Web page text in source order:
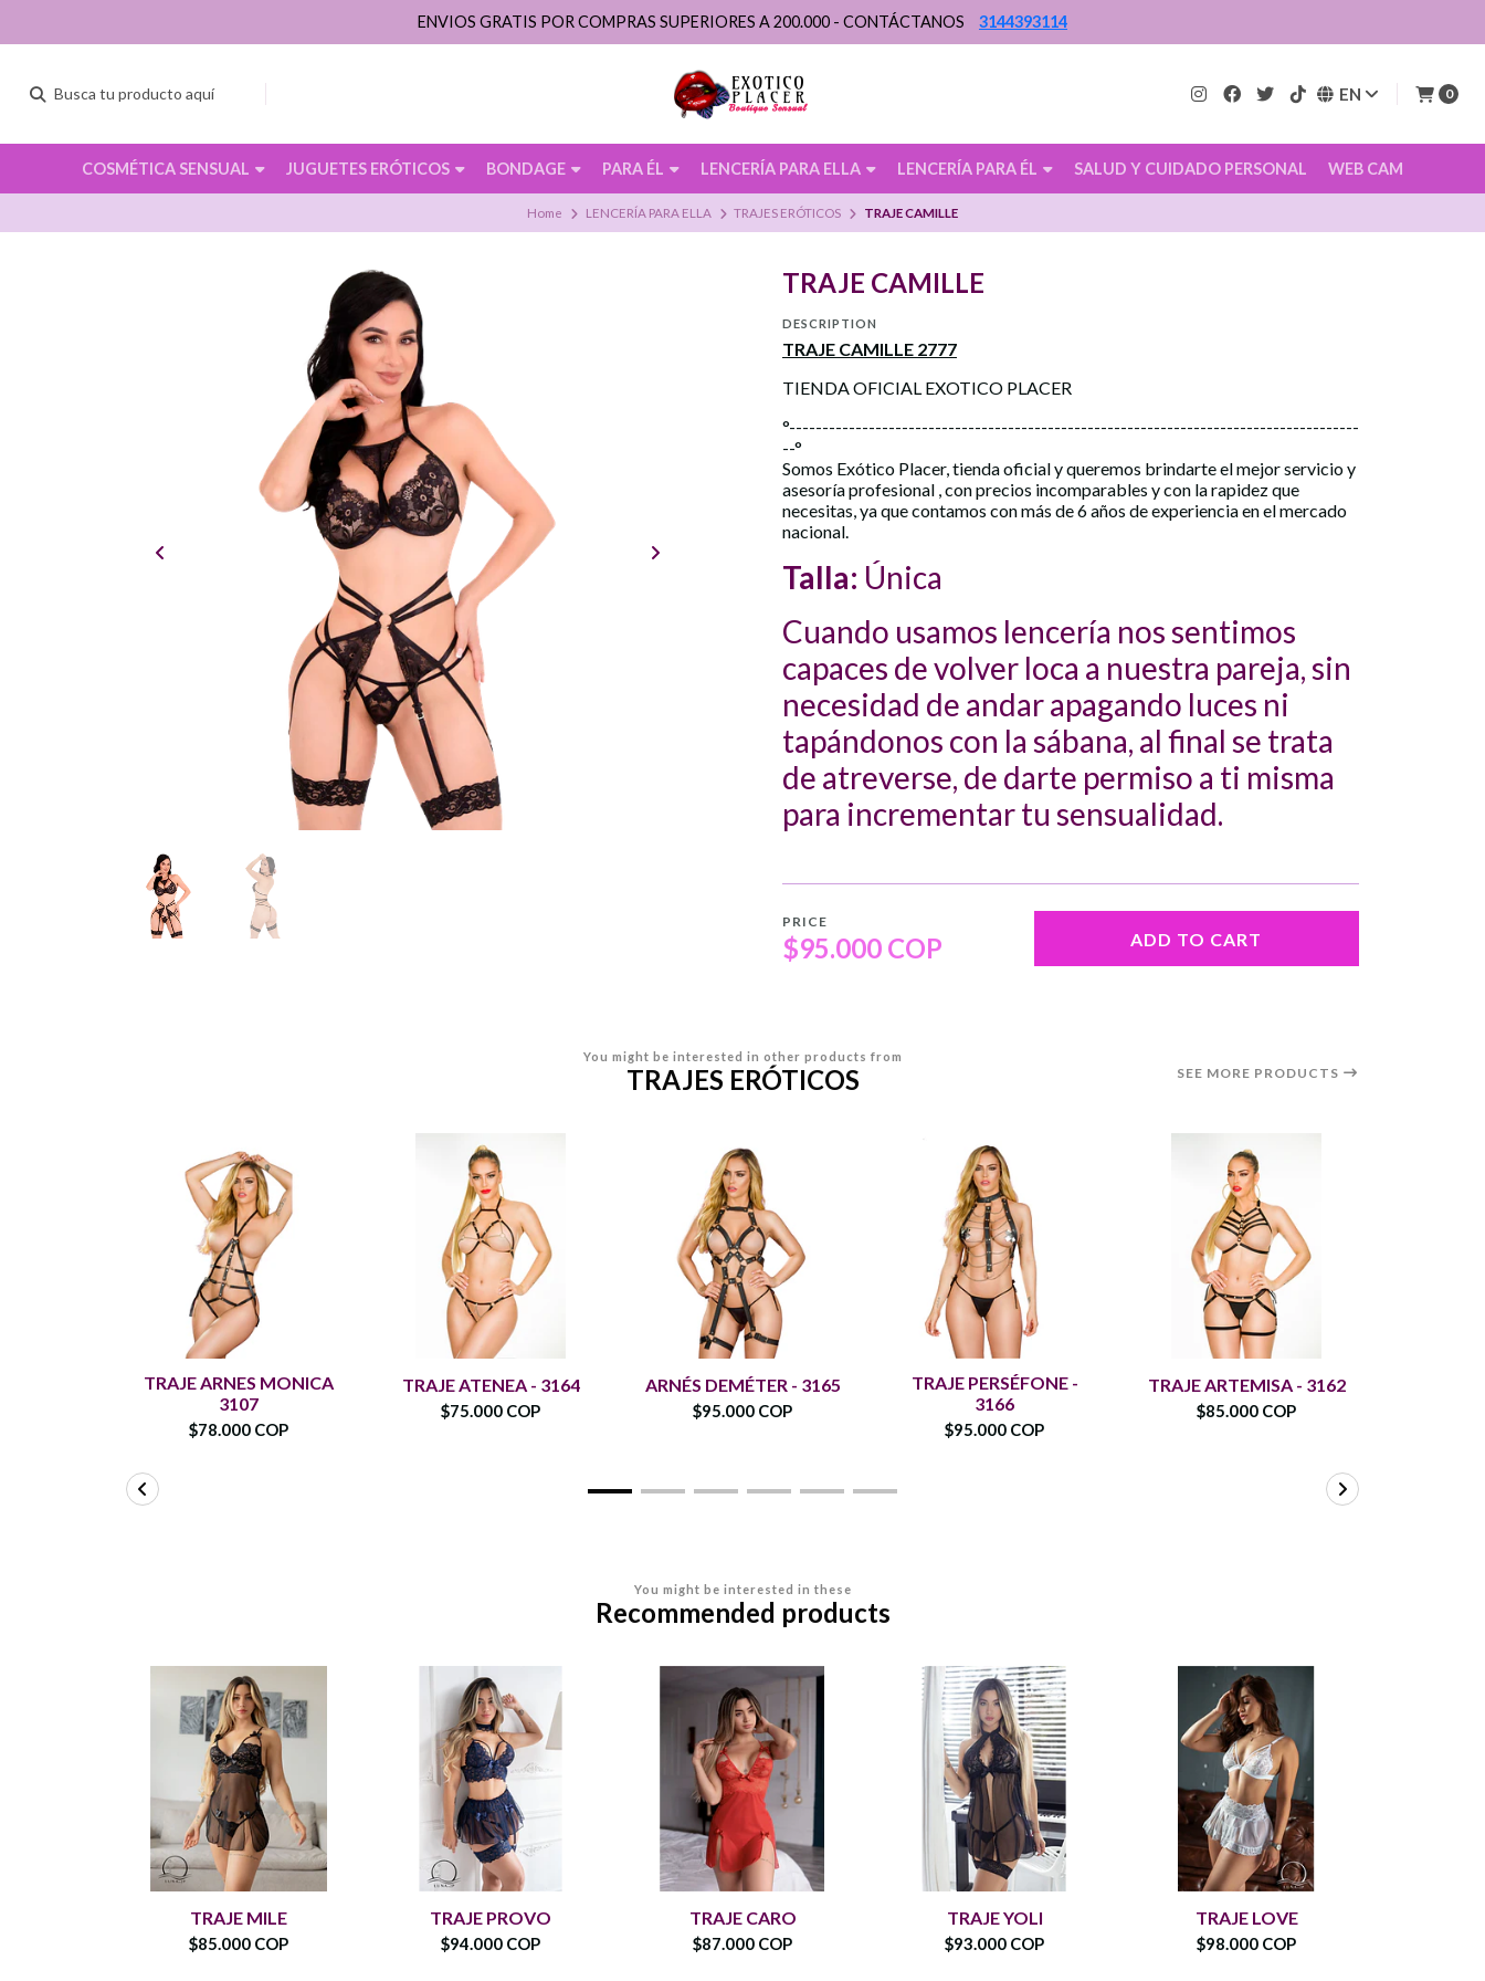
EN 0
COSMÉTICA SENSUAL JUGUETES ERÓTICOS BONDAGE PARA ÉL LENCERÍA PARA ELLA LENCERÍA PARA ÉL SALUD Y CUIDADO PERSONAL WEB CAM
ENVIOS GRATIS POR COMPRAS SUPERIORES A 200.000 - CONTÁCTANOS 3144393114
Home LENCERÍA PARA ELLA TRAJES ERÓTICOS TRAJE CAMILLE
TRAJE CAMILLE
DESCRIPTION
TRAJE CAMILLE 2777
TIENDA OFICIAL EXOTICO PLACER
°--------------------------------------------------------------------------------------
--°
Somos Exótico Placer, tienda oficial y queremos brindarte el mejor servicio y
asesoría profesional , con precios incomparables y con la rapidez que
necesitas, ya que contamos con más de 6 años de experiencia en el mercado
nacional.
Talla: Única
Cuando usamos lencería nos sentimos
capaces de volver loca a nuestra pareja, sin
necesidad de andar apagando luces ni
tapándonos con la sábana, al final se trata
de atreverse, de darte permiso a ti misma
para incrementar tu sensualidad.
PRICE
$95.000 COP ADD TO CART
You might be interested in other products from
TRAJES ERÓTICOS SEE MORE PRODUCTS
TRAJE ARNES MONICA
3107
$78.000 COP
TRAJE ATENEA - 3164
$75.000 COP
ARNÉS DEMÉTER - 3165
$95.000 COP
TRAJE PERSÉFONE -
3166
$95.000 COP
TRAJE ARTEMISA - 3162
$85.000 COP
You might be interested in these
Recommended products
TRAJE MILE
$85.000 COP
TRAJE PROVO
$94.000 COP
TRAJE CARO
$87.000 COP
TRAJE YOLI
$93.000 COP
TRAJE LOVE
$98.000 COP